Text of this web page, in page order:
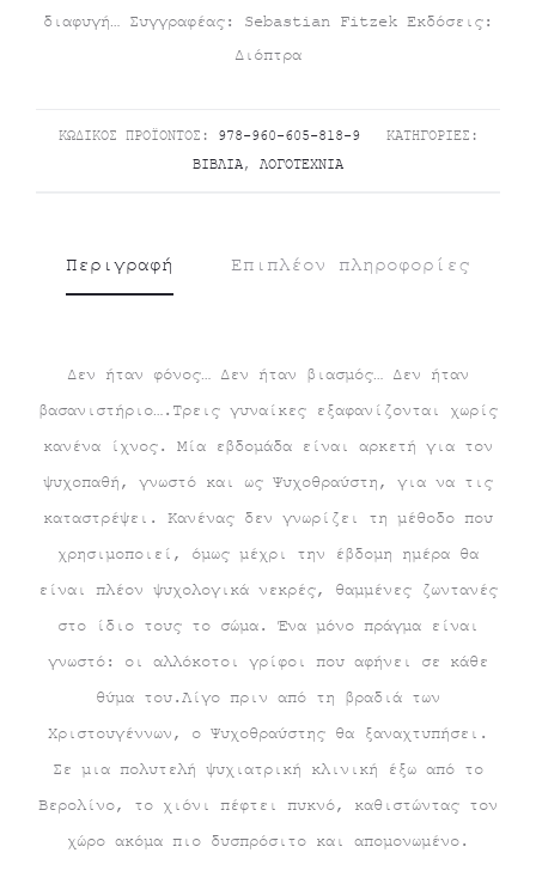
διαφυγή… Συγγραφέας: Sebastian Fitzek Εκδόσεις:
Διόπτρα
ΚΩΔΙΚΌΣ ΠΡΟΪΌΝΤΟΣ: 978-960-605-818-9
ΚΑΤΗΓΟΡΊΕΣ:
ΒΙΒΛΊΑ, ΛΟΓΟΤΕΧΝΊΑ
Περιγραφή Επιπλέον πληροφορίες
Δεν ήταν φόνος… Δεν ήταν βιασμός… Δεν ήταν
βασανιστήριο….Τρεις γυναίκες εξαφανίζονται χωρίς
κανένα ίχνος. Μία εβδομάδα είναι αρκετή για τον
ψυχοπαθή, γνωστό και ως Ψυχοθραύστη, για να τις
καταστρέψει. Κανένας δεν γνωρίζει τη μέθοδο που
χρησιμοποιεί, όμως μέχρι την έβδομη ημέρα θα
είναι πλέον ψυχολογικά νεκρές, θαμμένες ζωντανές
στο ίδιο τους το σώμα. Ένα μόνο πράγμα είναι
γνωστό: οι αλλόκοτοι γρίφοι που αφήνει σε κάθε
θύμα του.Λίγο πριν από τη βραδιά των
Χριστουγέννων, ο Ψυχοθραύστης θα ξαναχτυπήσει.
Σε μια πολυτελή ψυχιατρική κλινική έξω από το
Βερολίνο, το χιόνι πέφτει πυκνό, καθιστώντας τον
χώρο ακόμα πιο δυσπρόσιτο και απομονωμένο.